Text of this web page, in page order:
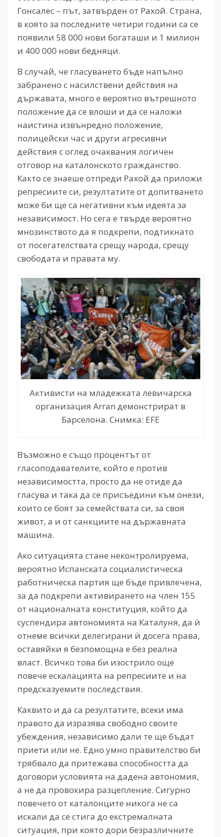
Гонсалес – път, затвърден от Рахой. Страна,
в която за последните четири години са се
появили 58 000 нови богаташи и 1 милион
и 400 000 нови бедняци.
В случай, че гласуването бъде напълно
забранено с насилствени действия на
държавата, много е вероятно вътрешното
положение да се влоши и да се наложи
наистина извънредно положение,
полицейски час и други агресивни
действия с оглед очаквания логичен
отговор на каталонското гражданство.
Както се знаеше отпреди Рахой да приложи
репресиите си, резултатите от допитването
може би ще са негативни към идеята за
независимост. Но сега е твърде вероятно
мнозинството да я подкрепи, подтикнато
от посегателствата срещу народа, срещу
свободата и правата му.
Активисти на младежката левичарска
организация Arran демонстрират в
Барселона. Снимка: EFE
Възможно е също процентът от
гласоподавателите, който е против
независимостта, просто да не отиде да
гласува и така да се присъедини към онези,
които се боят за семействата си, за своя
живот, а и от санкциите на държавната
машина.
Ако ситуацията стане неконтролируема,
вероятно Испанската социалистическа
работническа партия ще бъде привлечена,
за да подкрепи активирането на член 155
от националната конституция, който да
суспендира автономията на Каталуня, да ѝ
отнеме всички делегирани ѝ досега права,
оставяйки я безпомощна е без реална
власт. Всичко това би изострило още
повече ескалацията на репресиите и на
предсказуемите последствия.
Каквито и да са резултатите, всеки има
правото да изразява свободно своите
убеждения, независимо дали те ще бъдат
приети или не. Едно умно правителство би
трябвало да притежава способността да
договори условията на дадена автономия,
а не да провокира разцепление. Сигурно
повечето от каталонците никога не са
искали да се стига до екстремалната
ситуация, при която дори безразличните